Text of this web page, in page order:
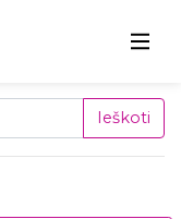
Ieškoti